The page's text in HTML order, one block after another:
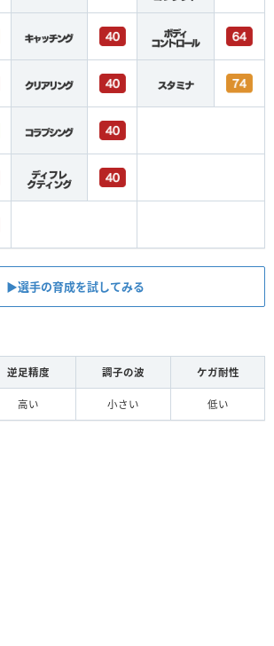
▶︎選手の育成を試してみる
逆足精度 調子の波 ケガ耐性
高い 小さい 低い